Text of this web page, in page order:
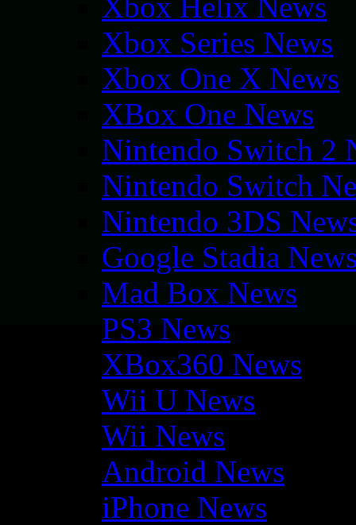
Xbox Series News
Xbox One X News
XBox One News
Nintendo Switch 2
Nintendo Switch
Nintendo 3DS
Google Stadia
Mad Box News
PS3 News
XBox360 News
Wii U News
Wii News
Android News
iPhone News